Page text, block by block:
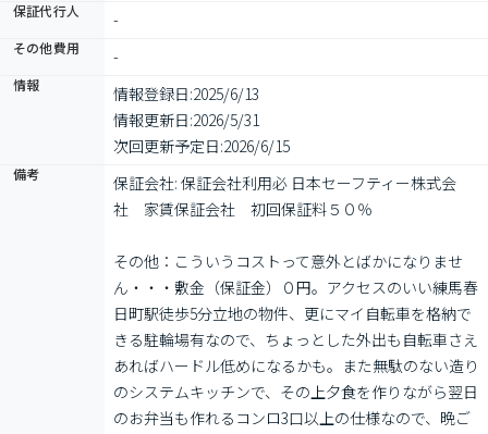
保証代行人 -
その他費用 -
情報 情報登録日:2025/6/13
情報更新日:2026/5/31
次回更新予定日:2026/6/15
備考
保証会社: 保証会社利用必 日本セーフティー株式会
社　家賃保証会社　初回保証料５０％
その他：こういうコストって意外とばかになりませ
ん・・・敷金（保証金）０円。アクセスのいい練馬春
日町駅徒歩5分立地の物件、更にマイ自転車を格納で
きる駐輪場有なので、ちょっとした外出も自転車さえ
あればハードル低めになるかも。また無駄のない造り
のシステムキッチンで、その上夕食を作りながら翌日
のお弁当も作れるコンロ3口以上の仕様なので、晩ご